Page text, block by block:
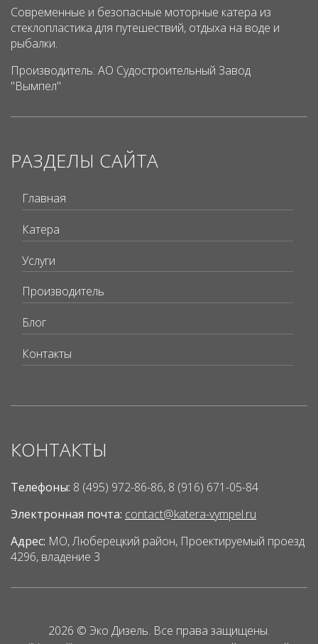
Современные и безопасные моторные катера из
стеклопластика для путешествий, отдыха на воде и
рыбалки.
Производитель: АО Судостроительный Завод
"Вымпел"
РАЗДЕЛЫ САЙТА
Главная
Катера
Услуги
Производитель
Блог
Контакты
КОНТАКТЫ
Телефоны: 8 (495) 972-86-86, 8 (916) 671-05-84
Электронная почта: contact@katera-vympel.ru
Адрес: МО, Люберецкий район, Проектируемый проезд
4296, владение 3
2026 © Эко Дизель. Все права защищены.